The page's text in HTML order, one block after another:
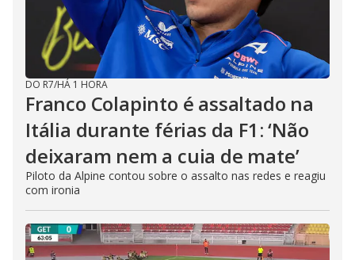
DO R7/HÁ 1 HORA
Franco Colapinto é assaltado na
Itália durante férias da F1: ‘Não
deixaram nem a cuia de mate’
Piloto da Alpine contou sobre o assalto nas redes e reagiu
com ironia